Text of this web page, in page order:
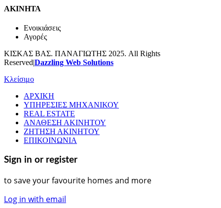
ΑΚΙΝΗΤΑ
Ενοικιάσεις
Αγορές
ΚΙΣΚΑΣ ΒΑΣ. ΠΑΝΑΓΙΩΤΗΣ 2025. All Rights
Reserved|Dazzling Web Solutions
Κλείσιμο
ΑΡΧΙΚΗ
ΥΠΗΡΕΣΙΕΣ ΜΗΧΑΝΙΚΟΥ
REAL ESTATE
ΑΝΑΘΕΣΗ ΑΚΙΝΗΤΟΥ
ΖΗΤΗΣΗ ΑΚΙΝΗΤΟΥ
ΕΠΙΚΟΙΝΩΝΙΑ
Sign in or register
to save your favourite homes and more
Log in with email